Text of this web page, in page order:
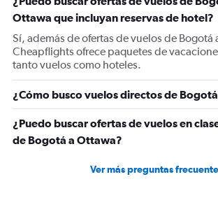
Y
axis
displaying
values.
Range:
0
1200.
Ottawa que incluyan reservas de hotel?
Sí, además de ofertas de vuelos de Bogotá
Cheapflights ofrece paquetes de
tanto vuelos como hoteles.
¿Cómo busco vuelos directos de
¿Puedo buscar ofertas de vuelos en
de Bogotá a Ottawa?
Ver más preguntas